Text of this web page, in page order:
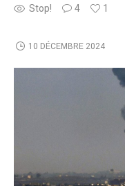
Stop! 4 1
10 DÉCEMBRE 2024